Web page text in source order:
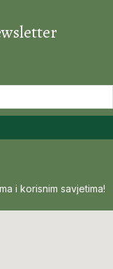
i korisnim savjetima!